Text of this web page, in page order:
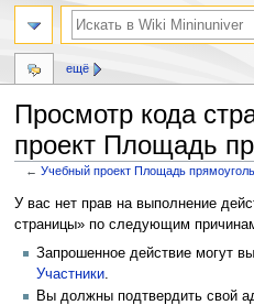
Просмотр кода
проект Площадь
←Учебный проект Площадь
Перейти
к
навигации
Перейти
к
поиску
У вас нет прав на выполнение
страницы» по следующим
Запрошенное действие могут
Участники
Вы должны подтвердить свой
ещё